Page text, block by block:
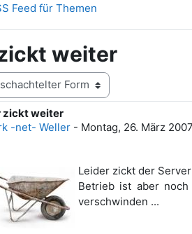
Feed für Themen
weiter
zickt weiter
-net- Weller - Montag, 26. März
0
Leider zickt der
Betrieb ist aber
verschwinden ...